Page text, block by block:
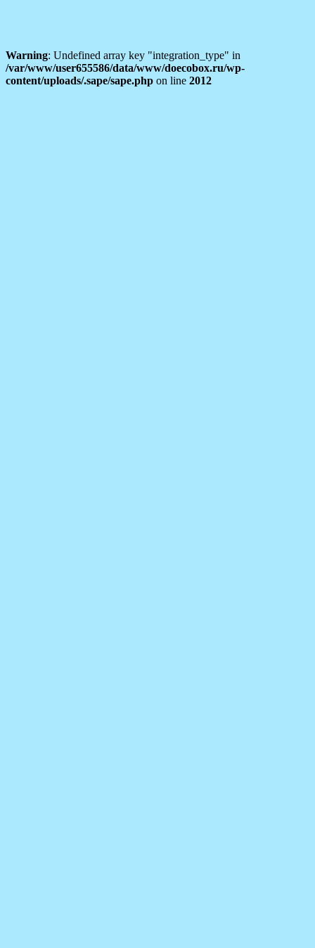
Warning: Undefined array key "integration_type" in
/var/www/user655586/data/www/doecobox.ru/wp-
content/uploads/.sape/sape.php on line 2012